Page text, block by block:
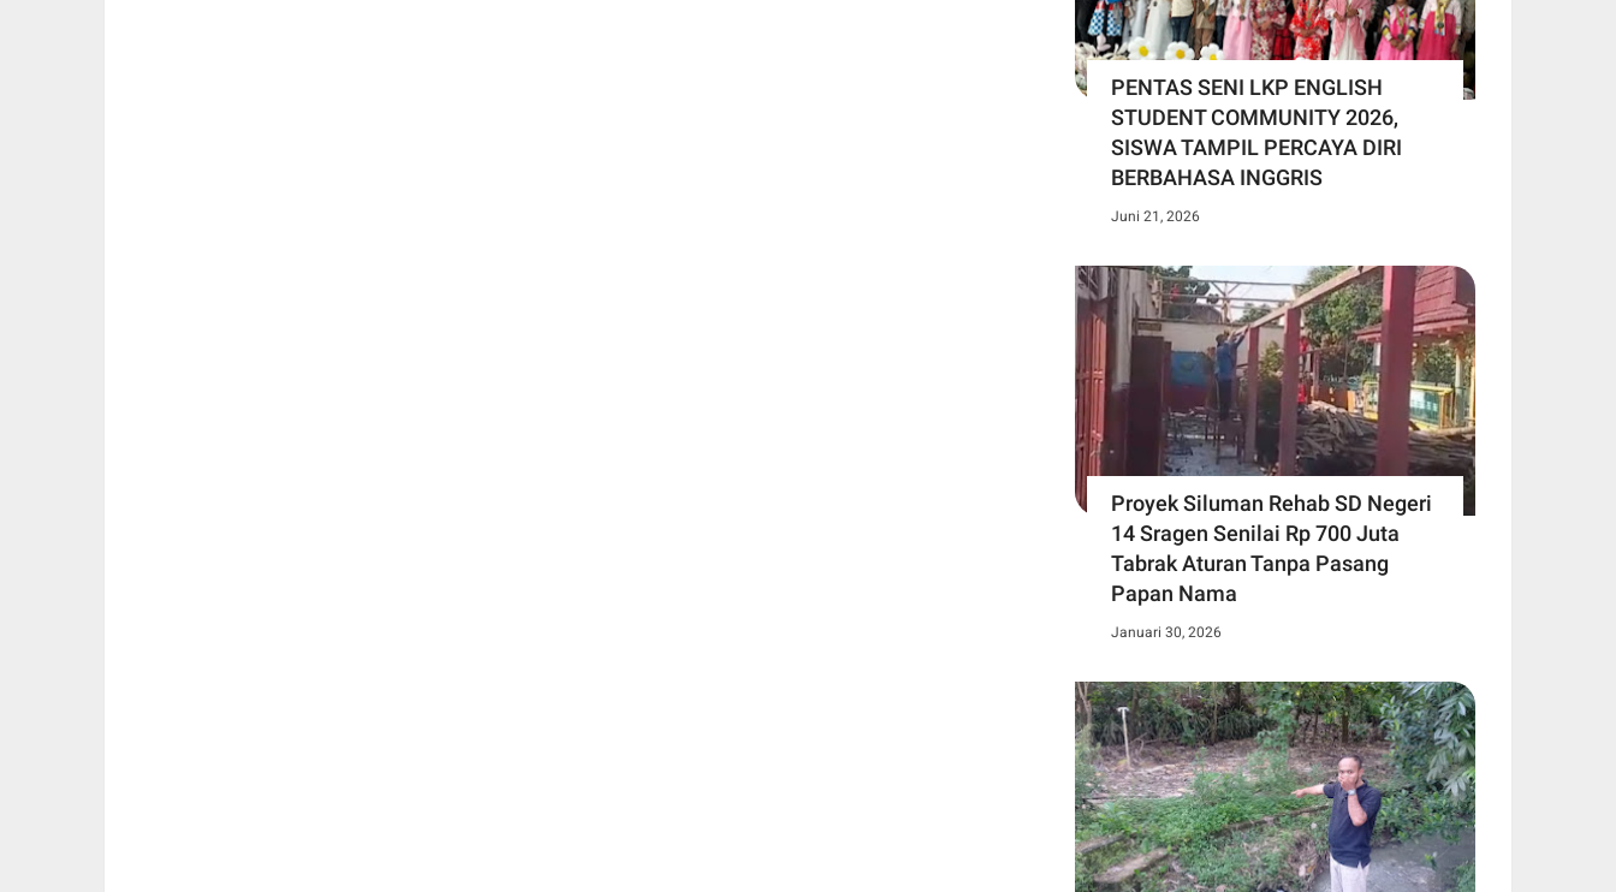
PENTAS SENI LKP ENGLISH
STUDENT COMMUNITY 2026,
SISWA TAMPIL PERCAYA DIRI
BERBAHASA INGGRIS
Juni 21, 2026
Proyek Siluman Rehab SD Negeri
14 Sragen Senilai Rp 700 Juta
Tabrak Aturan Tanpa Pasang
Papan Nama
Januari 30, 2026